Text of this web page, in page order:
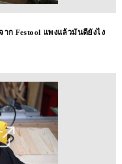
ก Festool แพงแล้วมันดียังไง